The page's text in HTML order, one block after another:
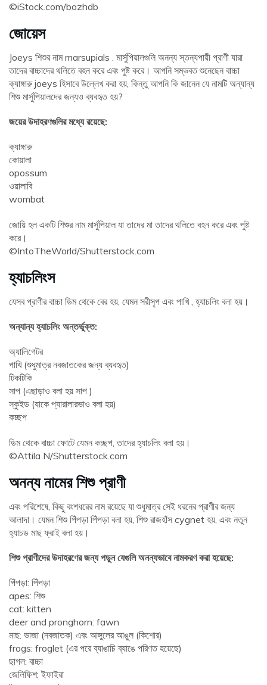
©iStock.com/bozhdb
জোয়েস
Joeys শিশুর নাম marsupials . মার্সুপিয়ালগুলি অনন্য স্তন্যপায়ী প্রাণী যারা
তাদের বাচ্চাদের থলিতে বহন করে এবং পুষ্ট করে। আপনি সম্ভবত শুনেছেন বাচ্চা
ক্যাঙ্গারু joeys হিসাবে উল্লেখ করা হয়, কিন্তু আপনি কি জানেন যে নামটি অন্যান্য
শিশু মার্সুপিয়ালদের জন্যও ব্যবহৃত হয়?
জয়ের উদাহরণগুলির মধ্যে রয়েছে:
ক্যাঙ্গারু
কোয়ালা
opossum
ওয়ালাবি
wombat
জোয়ি হল একটি শিশুর নাম মার্সুপিয়াল যা তাদের মা তাদের থলিতে বহন করে এবং পুষ্ট
করে।
©IntoTheWorld/Shutterstock.com
হ্যাচলিংস
যেসব প্রাণীর বাচ্চা ডিম থেকে বের হয়, যেমন সরীসৃপ এবং পাখি , হ্যাচলিং বলা হয়।
অন্যান্য হ্যাচলিং অন্তর্ভুক্ত:
অ্যালিগেটর
পাখি (শুধুমাত্র নবজাতকের জন্য ব্যবহৃত)
টিকটিকি
সাপ (এছাড়াও বলা হয় সাপ )
স্কুইড (যাকে প্যারালারভাও বলা হয়)
কচ্ছপ
ডিম থেকে বাচ্চা ফোটে যেমন কচ্ছপ, তাদের হ্যাচলিং বলা হয়।
©Attila N/Shutterstock.com
অনন্য নামের শিশু প্রাণী
এবং পরিশেষে, কিছু বংশধরের নাম রয়েছে যা শুধুমাত্র সেই ধরনের প্রাণীর জন্য
আলাদা। যেমন শিশু পিঁপড়া পিঁপড়া বলা হয়, শিশু রাজহাঁস cygnet হয়, এবং নতুন
হ্যাচড মাছ ফ্রাই বলা হয়।
শিশু প্রাণীদের উদাহরণের জন্য পড়ুন যেগুলি অনন্যভাবে নামকরণ করা হয়েছে:
পিঁপড়া: পিঁপড়া
apes: শিশু
cat: kitten
deer and pronghorn: fawn
মাছ: ভাজা (নবজাতক) এবং আঙ্গুলের আঙুল (কিশোর)
frogs: froglet (এর পরে ব্যাঙাচি ব্যাঙে পরিণত হয়েছে)
ছাগল: বাচ্চা
জেলিফিশ: ইফাইরা